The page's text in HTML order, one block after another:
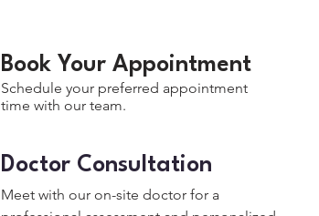
Book Your Appointment
Schedule your preferred appointment
time with our team.
Doctor Consultation
Meet with our on-site doctor for a